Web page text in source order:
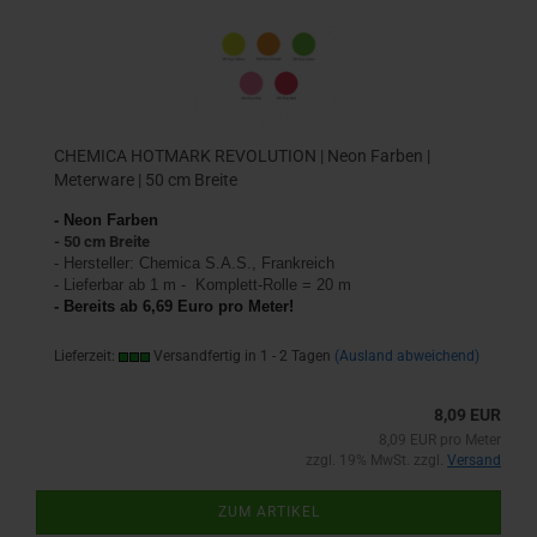
CHEMICA HOTMARK REVOLUTION | Neon Farben |
Meterware | 50 cm Breite
- Neon Farben
- 50 cm Breite
- Hersteller: Chemica S.A.S., Frankreich
- Lieferbar ab 1 m - Komplett-Rolle = 20 m
- Bereits ab 6,69 Euro pro Meter!
Lieferzeit: Versandfertig in 1 - 2 Tagen (Ausland abweichend)
8,09 EUR
8,09 EUR pro Meter
zzgl. 19% MwSt. zzgl. Versand
ZUM ARTIKEL